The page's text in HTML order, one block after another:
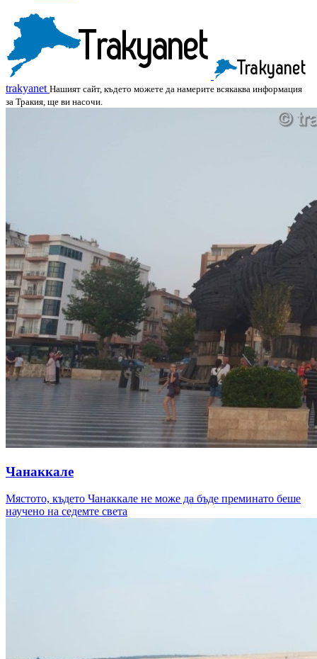
trakyanet Нашият сайт, където можете да намерите всякаква информация
за Тракия, ще ви насочи.
Чанаккале
Мястото, където Чанаккале не може да бъде преминато беше
научено на седемте света